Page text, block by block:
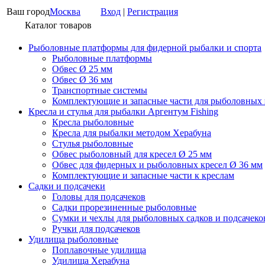
Ваш городМосква Вход | Регистрация
Каталог товаров
Рыболовные платформы для фидерной рыбалки и спорта
Рыболовные платформы
Обвес Ø 25 мм
Обвес Ø 36 мм
Транспортные системы
Комплектующие и запасные части для рыболовных
Кресла и стулья для рыбалки Аргентум Fishing
Кресла рыболовные
Кресла для рыбалки методом Херабуна
Стулья рыболовные
Обвес рыболовный для кресел Ø 25 мм
Обвес для фидерных и рыболовных кресел Ø 36 мм
Комплектующие и запасные части к креслам
Садки и подсачеки
Головы для подсачеков
Садки прорезиненные рыболовные
Сумки и чехлы для рыболовных садков и
Ручки для подсачеков
Удилища рыболовные
Поплавочные удилища
Удилища Херабуна